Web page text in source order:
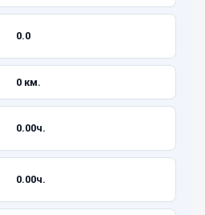
0.0
0 км.
0.00ч.
0.00ч.